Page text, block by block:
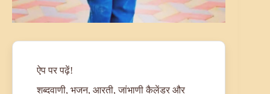
ऐप पर पढ़ें!
शब्दवाणी, भजन, आरती, जांभाणी कैलेंडर और